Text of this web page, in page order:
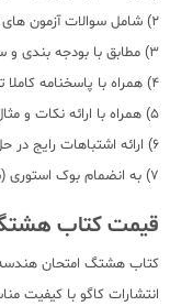
2) شامل سوالات آزمون های میان نوبت و پایان نوبت مدارس
3) مطابق با بودجه بندی و سبک ساختاری آزمون اصلی
4) همراه با پاسخنامه کاملا تشریحی برای سوالات
5) همراه با ارائه نکات و مثال های آموزشی در بخش پاسخنامه
6) ارائه اشتباهات رایج در حل سوالات
7) به انضمام بوک استوری (شمای کلی مفاهیم درس در قالب یک پوستر)
قیمت کتاب
کتاب هشتگ امتحان
انتشارات کاگو با کیفیت